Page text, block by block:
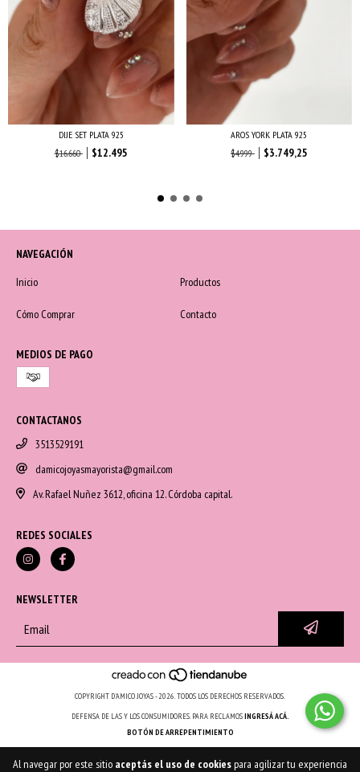
Al navegar por este sitio aceptás el uso de cookiespara agilizar tu experiencia
DIJE SET PLATA 925
$16.660
$12.495
AROS YORK PLATA 925
$4.999
$3.749,25
NAVEGACIÓN
Inicio
Productos
Cómo Comprar Contacto
MEDIOS DE PAGO
CONTACTANOS
3513529191
damicojoyasmayorista@gmail.com
Av. Rafael Nuñez 3612, oficina 12. Córdoba capital.
REDES SOCIALES
NEWSLETTER
COPYRIGHT D'AMICO JOYAS - 2026. TODOS LOS DERECHOS RESERVADOS.
DEFENSA DE LAS Y LOS CONSUMIDORES. PARA RECLAMOSINGRESÁ ACÁ.
BOTÓN DE ARREPENTIMIENTO